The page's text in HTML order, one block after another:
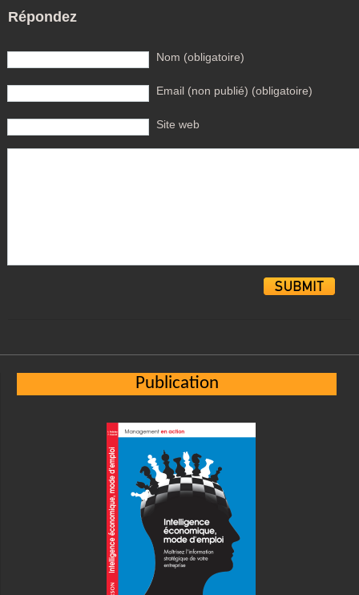
Répondez
Nom (obligatoire)
Email (non publié) (obligatoire)
Site web
Publication